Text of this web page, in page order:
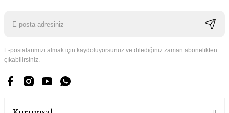
E-postalarımızı almak için kaydoluyorsunuz ve dilediğiniz zaman abonelikten
çıkabilirsiniz.